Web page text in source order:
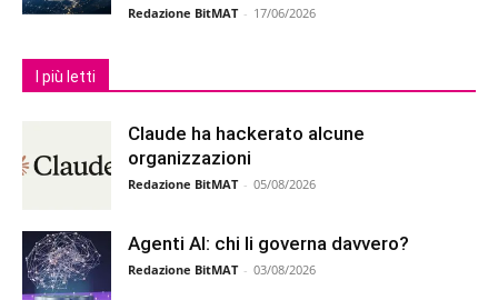
Redazione BitMAT - 17/06/2026
I più letti
Claude ha hackerato alcune
organizzazioni
Redazione BitMAT - 05/08/2026
Agenti AI: chi li governa davvero?
Redazione BitMAT - 03/08/2026